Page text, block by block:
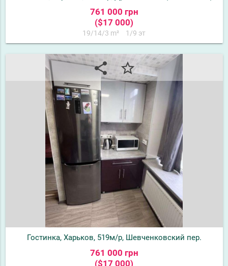
761 000 грн
($17 000)
19/14/3 m² 1/9 эт
share star_border
Гостинка, Харьков, 519м/р, Шевченковский пер.
761 000 грн
($17 000)